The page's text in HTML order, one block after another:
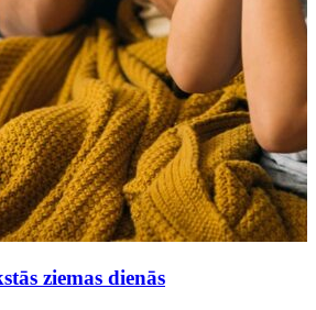
ziemas dienās